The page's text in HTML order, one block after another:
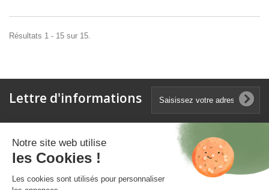
Notre site web utilise
les Cookies !
Les cookies sont utilisés pour personnaliser
Résultats 1 - 15 sur 15.
Lettre d'informations
Catégories